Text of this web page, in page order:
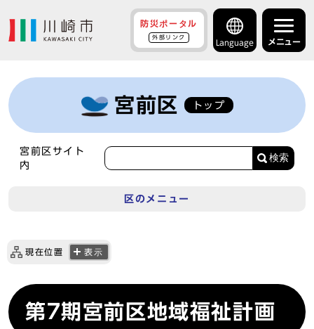
防災ポータル
外部リンク
Language メニュー
宮前区 トップ
宮前区サイト
内
検索
区のメニュー
現在位置 表示
第7期宮前区地域福祉計画